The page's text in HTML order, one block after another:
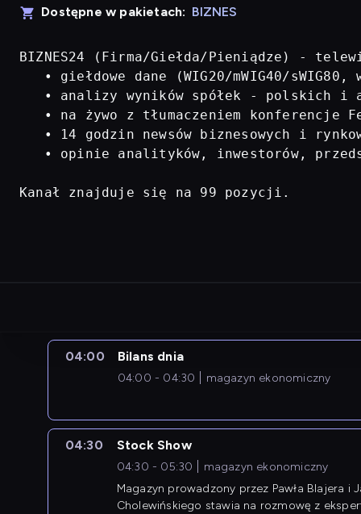
Dostępne w pakietach: BIZNES
BIZNES24 (Firma/Giełda/Pieniądze) -
• giełdowe dane (WIG20/mWIG40/
• analizy wyników spółek - polskich i
• na żywo z tłumaczeniem konferencje
• 14 godzin newsów biznesowych i
• opinie analityków, inwestorów,
Kanał znajduje się na 99 pozycji.
04:00 Bilans dnia
04:00 - 04:30 magazyn ekonomiczny
04:30 Stock Show
04:30 - 05:30
magazyn ekonomiczny
Magazyn prowadzony przez Pawła Blajera i
Cholewińskiego stawia na rozmowę z